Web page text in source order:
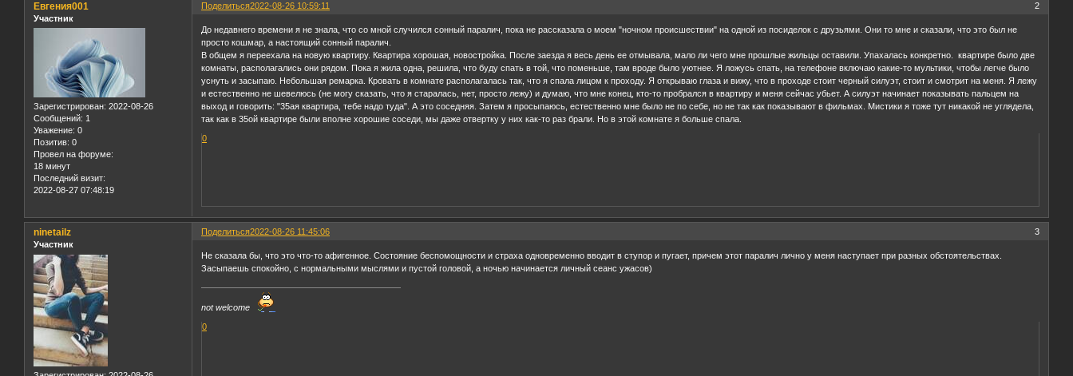
Поделиться 2
2022-08-26 10:59:11
Евгения001
Участник
Зарегистрирован: 2022-08-26
Сообщений: 1
Уважение: 0
Позитив: 0
Провел на форуме:
18 минут
Последний визит:
2022-08-27 07:48:19
До недавнего времени я не знала, что со мной случился сонный паралич, пока не рассказала о моем "ночном происшествии" на одной из посиделок с друзьями. Они то мне и сказали, что это был не
просто кошмар, а настоящий сонный паралич.
В общем я переехала на новую квартиру. Квартира хорошая, новостройка. После заезда я весь день ее отмывала, мало ли чего мне прошлые жильцы оставили. Упахалась конкретно. квартире было две
комнаты, располагались они рядом. Пока я жила одна, решила, что буду спать в той, что поменьше, там вроде было уютнее. Я ложусь спать, на телефоне включаю какие-то мультики, чтобы легче было
уснуть и засыпаю. Небольшая ремарка. Кровать в комнате располагалась так, что я спала лицом к проходу. Я открываю глаза и вижу, что в проходе стоит черный силуэт, стоит и смотрит на меня. Я лежу
и естественно не шевелюсь (не могу сказать, что я старалась, нет, просто лежу) и думаю, что мне конец, кто-то пробрался в квартиру и меня сейчас убьет. А силуэт начинает показывать пальцем на
выход и говорить: "35ая квартира, тебе надо туда". А это соседняя. Затем я просыпаюсь, естественно мне было не по себе, но не так как показывают в фильмах. Мистики я тоже тут никакой не углядела,
так как в 35ой квартире были вполне хорошие соседи, мы даже отвертку у них как-то раз брали. Но в этой комнате я больше спала.
0
Поделиться 3
2022-08-26 11:45:06
ninetailz
Участник
Не сказала бы, что это что-то афигенное. Состояние беспомощности и страха одновременно вводит в ступор и пугает, причем этот паралич лично у меня наступает при разных обстоятельствах.
Засыпаешь спокойно, с нормальными мыслями и пустой головой, а ночью начинается личный сеанс ужасов)
not welcome
0